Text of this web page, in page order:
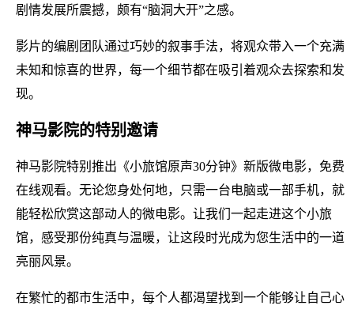
剧情发展所震撼，颇有“脑洞大开”之感。
影片的编剧团队通过巧妙的叙事手法，将观众带入一个充满
未知和惊喜的世界，每一个细节都在吸引着观众去探索和发
现。
神马影院的特别邀请
神马影院特别推出《小旅馆原声30分钟》新版微电影，免费
在线观看。无论您身处何地，只需一台电脑或一部手机，就
能轻松欣赏这部动人的微电影。让我们一起走进这个小旅
馆，感受那份纯真与温暖，让这段时光成为您生活中的一道
亮丽风景。
在繁忙的都市生活中，每个人都渴望找到一个能够让自己心